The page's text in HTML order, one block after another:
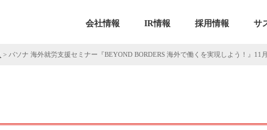
会社情報 IR情報 採用情報 サ
> パソナ 海外就労支援セミナー『BEYOND BORDERS 海外で働くを実現しよう！』11